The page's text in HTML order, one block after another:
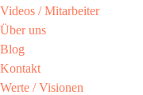
Videos / Mitarbeiter​
Über uns
Blog
Kontakt
Werte / Visionen ​